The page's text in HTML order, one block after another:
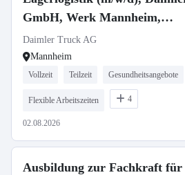
GmbH, Werk Mannheim,
Ausbildungsbeginn 13.09.2027
Daimler Truck AG
Mannheim
Vollzeit Teilzeit Gesundheitsangebote
Flexible Arbeitszeiten 4
02.08.2026
Ausbildung zur Fachkraft für